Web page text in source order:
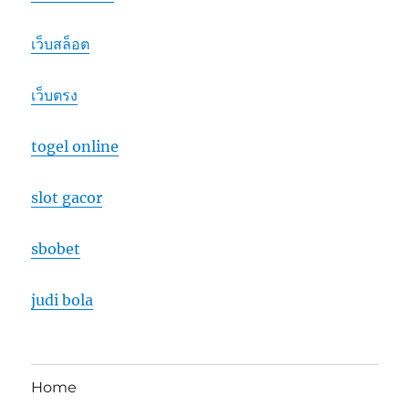
เว็บสล็อต
เว็บตรง
togel online
slot gacor
sbobet
judi bola
Home